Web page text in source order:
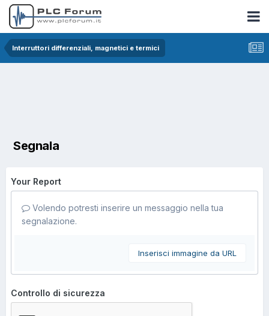
Interruttori differenziali, magnetici e termici
Segnala
Your Report
Volendo potresti inserire un messaggio nella tua
segnalazione.
Inserisci immagine da URL
Controllo di sicurezza